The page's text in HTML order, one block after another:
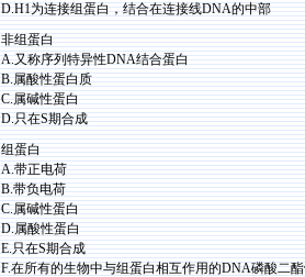
D.H1为连接组蛋白，结合在连接线DNA的中部
非组蛋白
A.又称序列特异性DNA结合蛋白
B.属酸性蛋白质
C.属碱性蛋白
D.只在S期合成
组蛋白
A.带正电荷
B.带负电荷
C.属碱性蛋白
D.属酸性蛋白
E.只在S期合成
F.在所有的生物中与组蛋白相互作用的DNA磷酸二